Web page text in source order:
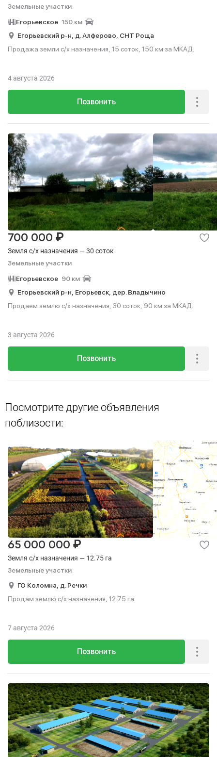
Земельные участки
Егорьевское 150 км
Егорьевский р-н, д. Алферово, СНТ Роща
Продажа земли с/х назначения, 15 соток, 150 км за МКАД.
Позвонить
4 августа 2026
Земля с/х назначения — 30 соток
Земельные участки
700 000 ₽
Егорьевское 90 км
Егорьевский р-н, Егорьевск, дер. Владычино
Продаем землю с/х назначения, 30 соток, 90 км за МКАД.
Позвонить
3 августа 2026
Посмотрите другие объявления
поблизости:
Земля с/х назначения — 12.75 га
Земельные участки
65 000 000 ₽
ГО Коломна, д. Речки
Продам землю с/х назначения, 12.75 га.
Позвонить
7 августа 2026